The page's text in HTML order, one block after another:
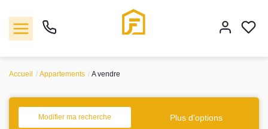
Vente
Accueil Appartements A vendre
Modifier ma recherche Plus d'options